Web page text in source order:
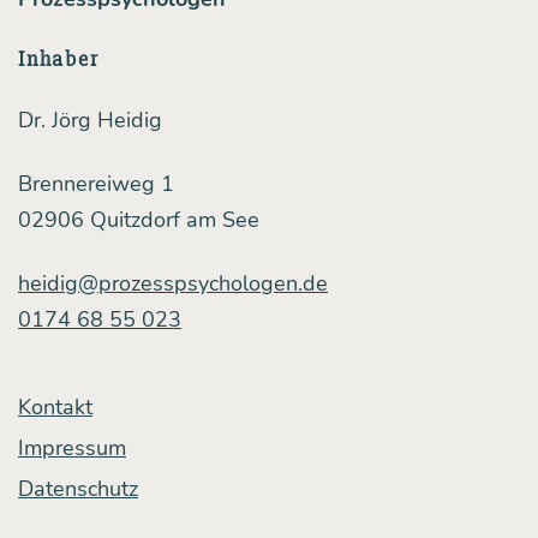
Teil
Inhaber
Dr. Jörg Heidig
Brennereiweg 1
02906 Quitzdorf am See
heidig@prozesspsychologen.de
0174 68 55 023
Kontakt
Impressum
Datenschutz